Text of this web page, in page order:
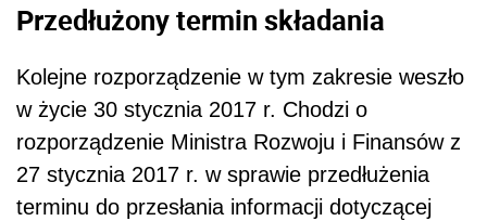
Przedłużony termin składania
Kolejne rozporządzenie w tym zakresie weszło
w życie 30 stycznia 2017 r. Chodzi o
rozporządzenie Ministra Rozwoju i Finansów z
27 stycznia 2017 r. w sprawie przedłużenia
terminu do przesłania informacji dotyczącej